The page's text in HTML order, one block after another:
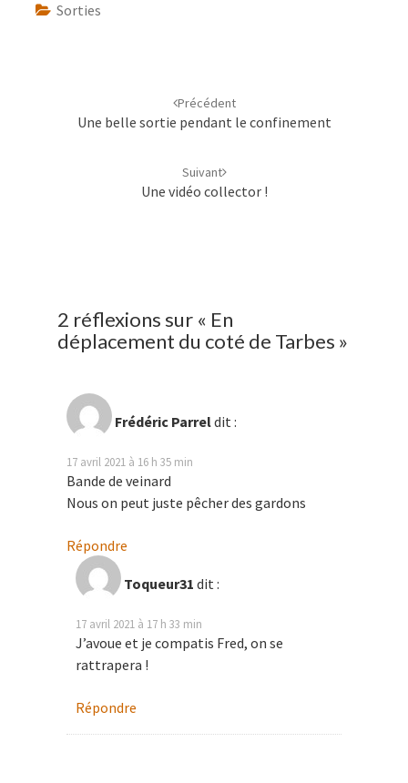
Sorties
Précédent
Une belle sortie pendant le confinement
Suivant
Une vidéo collector !
2 réflexions sur « En
déplacement du coté de Tarbes »
Frédéric Parreldit :
17 avril 2021 à 16 h 35 min
Bande de veinard
Nous on peut juste pêcher des gardons
Répondre
Toqueur31 dit :
17 avril 2021 à 17 h 33 min
J’avoue et je compatis Fred, on se
rattrapera !
Répondre